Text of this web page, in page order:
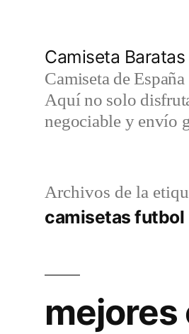
Camiseta
Camiseta de
Aquí no solo
negociable y envío
Archivos de la
camisetas futbol